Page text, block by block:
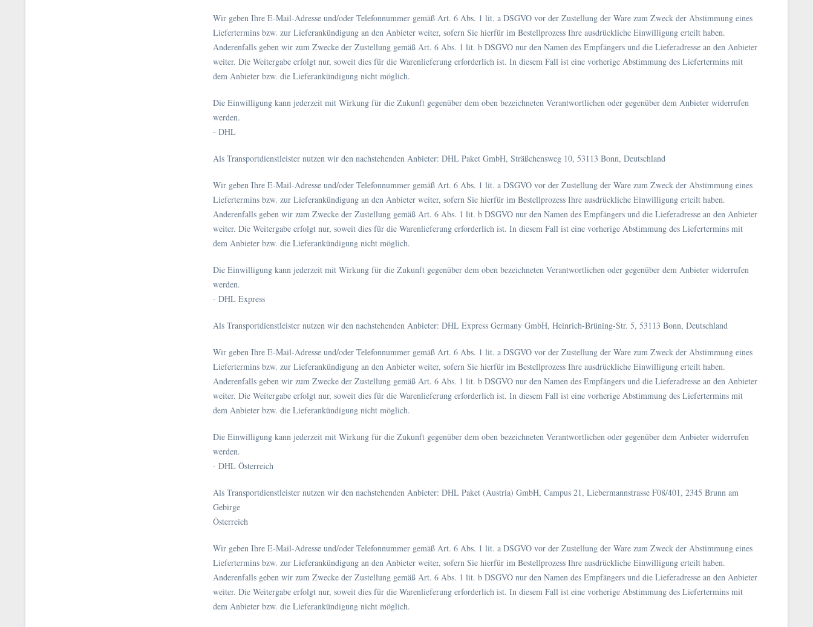
Wir geben Ihre E-Mail-Adresse und/oder Telefonnummer gemäß Art. 6 Abs. 1 lit. a DSGVO vor der Zustellung der Ware zum Zweck der Abstimmung eines
Liefertermins bzw. zur Lieferankündigung an den Anbieter weiter, sofern Sie hierfür im Bestellprozess Ihre ausdrückliche Einwilligung erteilt haben.
Anderenfalls geben wir zum Zwecke der Zustellung gemäß Art. 6 Abs. 1 lit. b DSGVO nur den Namen des Empfängers und die Lieferadresse an den Anbieter
weiter. Die Weitergabe erfolgt nur, soweit dies für die Warenlieferung erforderlich ist. In diesem Fall ist eine vorherige Abstimmung des Liefertermins mit
dem Anbieter bzw. die Lieferankündigung nicht möglich.
Die Einwilligung kann jederzeit mit Wirkung für die Zukunft gegenüber dem oben bezeichneten Verantwortlichen oder gegenüber dem Anbieter widerrufen
werden.
- DHL
Als Transportdienstleister nutzen wir den nachstehenden Anbieter: DHL Paket GmbH, Sträßchensweg 10, 53113 Bonn, Deutschland
Wir geben Ihre E-Mail-Adresse und/oder Telefonnummer gemäß Art. 6 Abs. 1 lit. a DSGVO vor der Zustellung der Ware zum Zweck der Abstimmung eines
Liefertermins bzw. zur Lieferankündigung an den Anbieter weiter, sofern Sie hierfür im Bestellprozess Ihre ausdrückliche Einwilligung erteilt haben.
Anderenfalls geben wir zum Zwecke der Zustellung gemäß Art. 6 Abs. 1 lit. b DSGVO nur den Namen des Empfängers und die Lieferadresse an den Anbieter
weiter. Die Weitergabe erfolgt nur, soweit dies für die Warenlieferung erforderlich ist. In diesem Fall ist eine vorherige Abstimmung des Liefertermins mit
dem Anbieter bzw. die Lieferankündigung nicht möglich.
Die Einwilligung kann jederzeit mit Wirkung für die Zukunft gegenüber dem oben bezeichneten Verantwortlichen oder gegenüber dem Anbieter widerrufen
werden.
- DHL Express
Als Transportdienstleister nutzen wir den nachstehenden Anbieter: DHL Express Germany GmbH, Heinrich-Brüning-Str. 5, 53113 Bonn, Deutschland
Wir geben Ihre E-Mail-Adresse und/oder Telefonnummer gemäß Art. 6 Abs. 1 lit. a DSGVO vor der Zustellung der Ware zum Zweck der Abstimmung eines
Liefertermins bzw. zur Lieferankündigung an den Anbieter weiter, sofern Sie hierfür im Bestellprozess Ihre ausdrückliche Einwilligung erteilt haben.
Anderenfalls geben wir zum Zwecke der Zustellung gemäß Art. 6 Abs. 1 lit. b DSGVO nur den Namen des Empfängers und die Lieferadresse an den Anbieter
weiter. Die Weitergabe erfolgt nur, soweit dies für die Warenlieferung erforderlich ist. In diesem Fall ist eine vorherige Abstimmung des Liefertermins mit
dem Anbieter bzw. die Lieferankündigung nicht möglich.
Die Einwilligung kann jederzeit mit Wirkung für die Zukunft gegenüber dem oben bezeichneten Verantwortlichen oder gegenüber dem Anbieter widerrufen
werden.
- DHL Österreich
Als Transportdienstleister nutzen wir den nachstehenden Anbieter: DHL Paket (Austria) GmbH, Campus 21, Liebermannstrasse F08/401, 2345 Brunn am
Gebirge
Österreich
Wir geben Ihre E-Mail-Adresse und/oder Telefonnummer gemäß Art. 6 Abs. 1 lit. a DSGVO vor der Zustellung der Ware zum Zweck der Abstimmung eines
Liefertermins bzw. zur Lieferankündigung an den Anbieter weiter, sofern Sie hierfür im Bestellprozess Ihre ausdrückliche Einwilligung erteilt haben.
Anderenfalls geben wir zum Zwecke der Zustellung gemäß Art. 6 Abs. 1 lit. b DSGVO nur den Namen des Empfängers und die Lieferadresse an den Anbieter
weiter. Die Weitergabe erfolgt nur, soweit dies für die Warenlieferung erforderlich ist. In diesem Fall ist eine vorherige Abstimmung des Liefertermins mit
dem Anbieter bzw. die Lieferankündigung nicht möglich.